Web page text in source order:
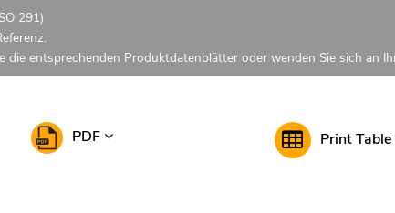
291)
entsprechenden Produktdatenblätter oder wenden Sie sich an
PDF Print Table